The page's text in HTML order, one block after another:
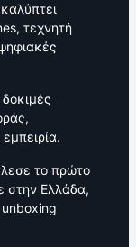
τεχνητή
το πρώτο
στην Ελλάδα,
unboxing